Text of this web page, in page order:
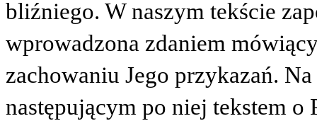
bliźniego. W naszym tekście
wprowadzona zdaniem
zachowaniu Jego przykazań.
następującym po niej tekstem